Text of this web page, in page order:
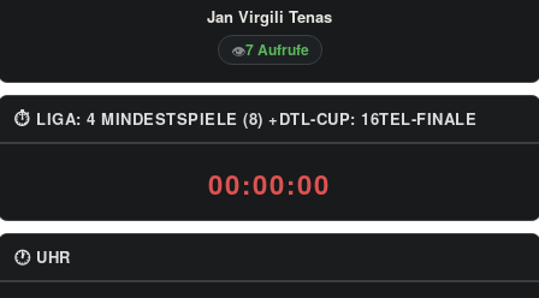
Jan Virgili Tenas
👁7 Aufrufe
⏱ LIGA: 4 MINDESTSPIELE (8) +DTL-CUP: 16TEL-FINALE
00:00:00
🕐 UHR